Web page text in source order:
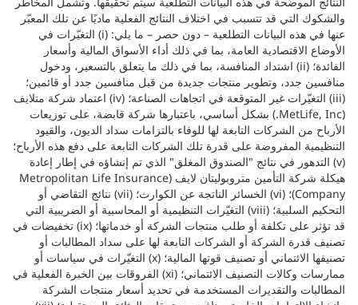
والشكوك التي قد تتسبب في اختلاف النتائج الفعلية ماديًا عن تلك المعبّر
عنها في هذه البيانات التطلعية – دون حصر – ما يلي: (i) التغيّرات في
الأوضاع الاقتصادية العامة، بما في ذلك أداء الأسواق المالية وأسعار
الفائدة؛ (ii) اشتداد المنافسة، بما في ذلك ما يتعلق بالتسعير، ودخول
منافسين جدد، وتطوير منتجات جديدة من قبل منافسين جدد أو قائمين؛
(iii) التغيّرات غير المتوقعة في اتجاهات الصناعة؛ (iv) اعتماد شركة متلايف
(MetLife, Inc.) بشكل أساسي، باعتبارها شركة قابضة، على توزيعات
الأرباح من الشركات التابعة لها للوفاء بالتزامات سداد الديون، والقيود
التنظيمية المفروضة على قدرة تلك الشركات التابعة على دفع هذه الأرباح؛
(v) التدهور في نتائج "الصندوق المغلق" الذي تم إنشاؤه في إطار إعادة
هيكلة شركة التأمين متروبوليتان لايف (Metropolitan Life Insurance
Company)؛ (vi) الخسائر الناتجة عن الكوارث؛ (vii) نتائج التقاضي أو
التحكيم السلبية؛ (viii) التغيّرات التنظيمية أو المحاسبية أو الضريبية التي
قد تؤثر على تكلفة أو طلب منتجات الشركة أو خدماتها؛ (ix) تخفيضات في
تصنيف قدرة الشركة أو الشركات التابعة لها على سداد المطالبات أو
تصنيفها الائتماني أو تصنيف قوتها المالية؛ (x) التغيّرات في سياسات أو
ممارسات وكالات التصنيف الائتماني؛ (xi) الفروقات بين الخبرة الفعلية في
المطالبات والتقديرات المستخدمة في تحديد أسعار منتجات الشركة